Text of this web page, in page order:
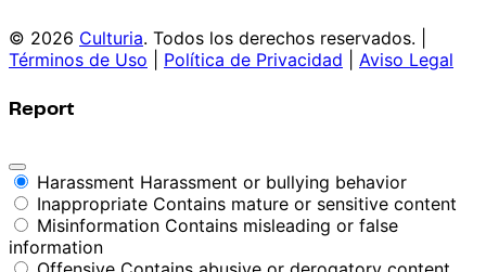
© 2026 Culturia. Todos los derechos reservados. |
Términos de Uso
Política de Privacidad Aviso Legal
Report
Harassment Harassment or bullying behavior
Inappropriate Contains mature or sensitive content
Misinformation Contains misleading or false
information